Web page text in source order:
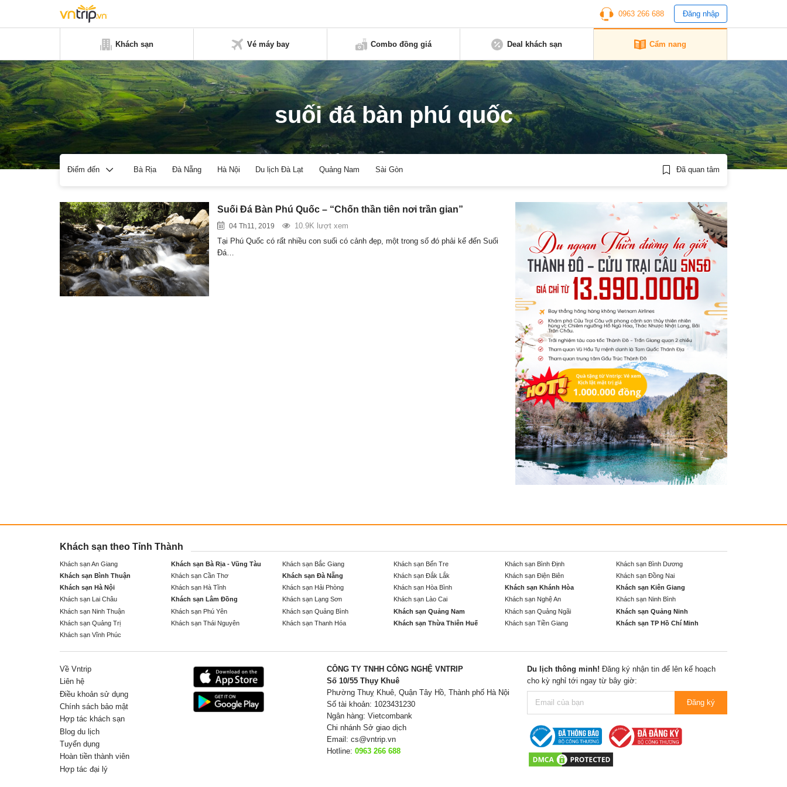
0963 266 688 Đăng nhập
Khách sạn Vé máy bay Combo đồng giá Deal khách sạn Cẩm nang
suối đá bàn phú quốc
Điểm đến Bà Rịa Đà Nẵng Hà Nội Du lịch Đà Lạt Quảng Nam Sài Gòn Đã quan tâm
Suối Đá Bàn Phú Quốc – “Chốn thần tiên nơi trần gian”
04 Th11, 2019
10.9K lượt xem
Tại Phú Quốc có rất nhiều con suối có cảnh đẹp, một trong số đó phải kể đến Suối
Đá…
Khách sạn theo Tỉnh Thành
Khách sạn An Giang Khách sạn Bà Rịa - Vũng Tàu Khách sạn Bắc Giang Khách sạn Bến Tre Khách sạn Bình Định
Khách sạn Bình Dương
Khách sạn Bình Thuận
Khách sạn Cần Thơ Khách sạn Đà Nẵng Khách sạn Đắk Lắk Khách sạn Điện Biên
Khách sạn Đồng Nai
Khách sạn Hà Nội
Khách sạn Hà Tĩnh Khách sạn Hải Phòng Khách sạn Hòa Bình Khách sạn Khánh Hòa
Khách sạn Kiên Giang
Khách sạn Lai Châu
Khách sạn Lâm Đồng Khách sạn Lạng Sơn Khách sạn Lào Cai Khách sạn Nghệ An
Khách sạn Ninh Bình
Khách sạn Ninh Thuận
Khách sạn Phú Yên Khách sạn Quảng Bình Khách sạn Quảng Nam Khách sạn Quảng Ngãi
Khách sạn Quảng Ninh
Khách sạn Quảng Trị
Khách sạn Thái Nguyên Khách sạn Thanh Hóa Khách sạn Thừa Thiên Huế Khách sạn Tiền Giang
Khách sạn TP Hồ Chí Minh
Khách sạn Vĩnh Phúc
Về Vntrip
Liên hệ
Điều khoản sử dụng
Chính sách bảo mật
Hợp tác khách sạn
Blog du lịch
Tuyển dụng
Hoàn tiền thành viên
Hợp tác đại lý
CÔNG TY TNHH CÔNG NGHỆ VNTRIP
Số 10/55 Thụy Khuê
Phường Thuỵ Khuê, Quận Tây Hồ, Thành phố Hà Nội
Số tài khoản: 1023431230
Ngân hàng: Vietcombank
Chi nhánh Sở giao dịch
Email: cs@vntrip.vn
Hotline: 0963 266 688
Du lịch thông minh! Đăng ký nhận tin để lên kế hoạch
cho kỳ nghỉ tới ngay từ bây giờ:
Đăng ký